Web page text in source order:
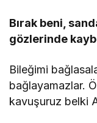
Bırak beni,
gözlerinde
Bileğimi
bağlayamazlar.
kavuşuruz belki